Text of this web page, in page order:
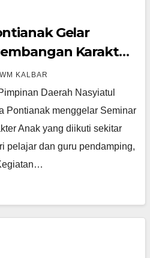
Gelar
Karakter
Pentingnya
KALBAR
Daerah Nasyiatul
Pontianak menggelar Seminar
Anak yang diikuti sekitar
pelajar dan guru pendamping,